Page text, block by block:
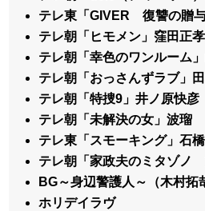
テレ東「GIVER 復讐の贈
テレ朝「ヒモメン」窪田正
テレ朝「幸色のワンルーム
テレ朝「おっさんずラブ」
テレ朝「特捜9」井ノ原快彦
テレ朝「未解決の女」波瑠
テレ東「スモーキング」石
テレ朝「家政夫のミタゾノ
BG～身辺警護人～（木村拓
ホリデイラヴ